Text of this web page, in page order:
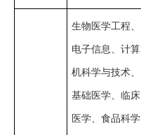
生物医学工程、
电子信息、计算
机科学与技术、
基础医学、临床
医学、食品科学